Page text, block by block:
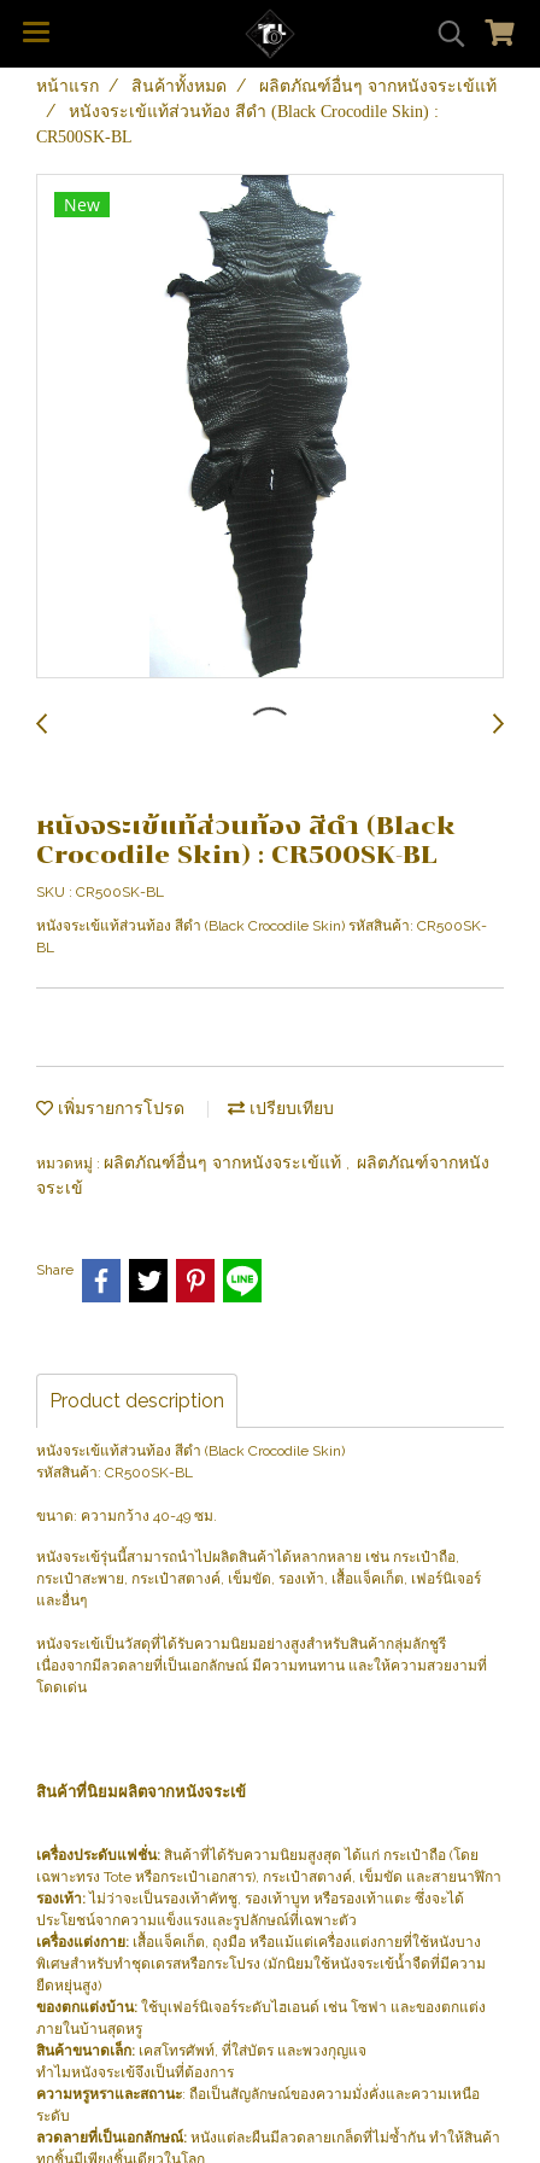
หน้าแรก สินค้าทั้งหมด
ผลิตภัณฑ์อื่นๆ จากหนังจระเข้แท้
หนังจระเข้แท้ส่วนท้อง สีดำ (Black Crocodile Skin) :
CR500SK-BL
New
หนังจระเข้แท้ส่วนท้อง สีดำ (Black
Crocodile Skin) : CR500SK-BL
SKU : CR500SK-BL
หนังจระเข้แท้ส่วนท้อง สีดำ (Black Crocodile Skin) รหัสสินค้า: CR500SK-
BL
เพิ่มรายการโปรด เปรียบเทียบ
หมวดหมู่ : ผลิตภัณฑ์อื่นๆ จากหนังจระเข้แท้ , ผลิตภัณฑ์จากหนัง
จระเข้
Share
Product description
หนังจระเข้แท้ส่วนท้อง สีดำ (Black Crocodile Skin)
รหัสสินค้า: CR500SK-BL
ขนาด: ความกว้าง 40-49 ซม.
หนังจระเข้รุ่นนี้สามารถนำไปผลิตสินค้าได้หลากหลาย เช่น กระเป๋าถือ,
กระเป๋าสะพาย, กระเป๋าสตางค์, เข็มขัด, รองเท้า, เสื้อแจ็คเก็ต, เฟอร์นิเจอร์
และอื่นๆ
หนังจระเข้เป็นวัสดุที่ได้รับความนิยมอย่างสูงสำหรับสินค้ากลุ่มลักชูรี
เนื่องจากมีลวดลายที่เป็นเอกลักษณ์ มีความทนทาน และให้ความสวยงามที่
โดดเด่น
สินค้าที่นิยมผลิตจากหนังจระเข้
เครื่องประดับแฟชั่น: สินค้าที่ได้รับความนิยมสูงสุด ได้แก่ กระเป๋าถือ (โดย
เฉพาะทรง Tote หรือกระเป๋าเอกสาร), กระเป๋าสตางค์, เข็มขัด และสายนาฬิกา
รองเท้า:ไม่ว่าจะเป็นรองเท้าคัทชู, รองเท้าบูท หรือรองเท้าแตะ ซึ่งจะได้
ประโยชน์จากความแข็งแรงและรูปลักษณ์ที่เฉพาะตัว
เครื่องแต่งกาย: เสื้อแจ็คเก็ต, ถุงมือ หรือแม้แต่เครื่องแต่งกายที่ใช้หนังบาง
พิเศษสำหรับทำชุดเดรสหรือกระโปรง (มักนิยมใช้หนังจระเข้น้ำจืดที่มีความ
ยืดหยุ่นสูง)
ของตกแต่งบ้าน: ใช้บุเฟอร์นิเจอร์ระดับไฮเอนด์ เช่น โซฟา และของตกแต่ง
ภายในบ้านสุดหรู
สินค้าขนาดเล็ก: เคสโทรศัพท์, ที่ใส่บัตร และพวงกุญแจ
ทำไมหนังจระเข้จึงเป็นที่ต้องการ
ความหรูหราและสถานะ: ถือเป็นสัญลักษณ์ของความมั่งคั่งและความเหนือ
ระดับ
ลวดลายที่เป็นเอกลักษณ์: หนังแต่ละผืนมีลวดลายเกล็ดที่ไม่ซ้ำกัน ทำให้สินค้า
ทุกชิ้นมีเพียงชิ้นเดียวในโลก